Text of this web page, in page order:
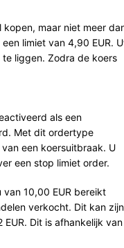
kopen, maar niet meer
limiet van 4,90 EUR.
liggen. Zodra de koers
als een
Met dit ordertype
een koersuitbraak. U
een stop limiet order.
10,00 EUR bereikt
verkocht. Dit kan zijn
Dit is afhankelijk van